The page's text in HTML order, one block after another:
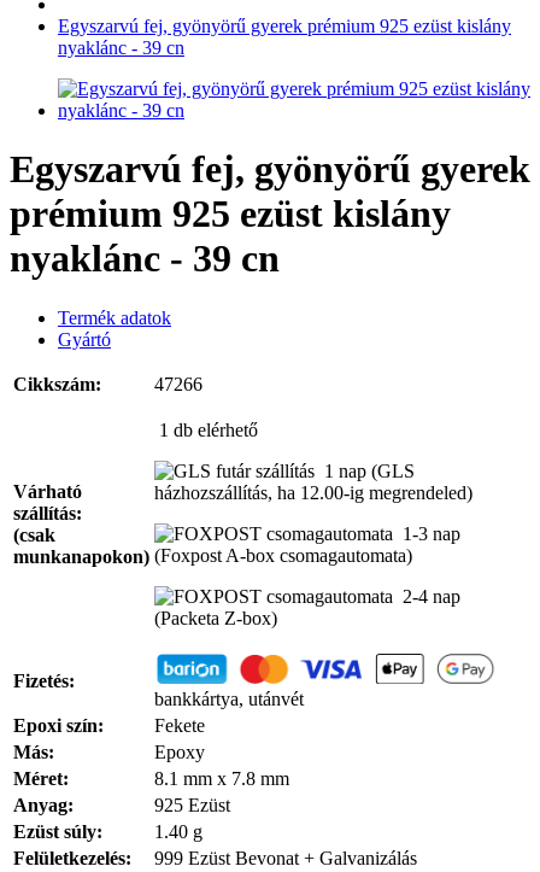
Egyszarvú fej, gyönyörű gyerek prémium 925 ezüst kislány
nyaklánc - 39 cn
Egyszarvú fej, gyönyörű gyerek
prémium 925 ezüst kislány
nyaklánc - 39 cn
Termék adatok
Gyártó
Cikkszám: 47266
Várható
szállítás:
(csak
munkanapokon)
1 db elérhető
1 nap (GLS
házhozszállítás, ha 12.00-ig megrendeled)
1-3 nap
(Foxpost A-box csomagautomata)
2-4 nap
(Packeta Z-box)
Fizetés:
bankkártya, utánvét
Epoxi szín:
Fekete
Más:
Epoxy
Méret:
8.1 mm x 7.8 mm
Anyag:
925 Ezüst
Ezüst súly:
1.40 g
Felületkezelés:
999 Ezüst Bevonat + Galvanizálás